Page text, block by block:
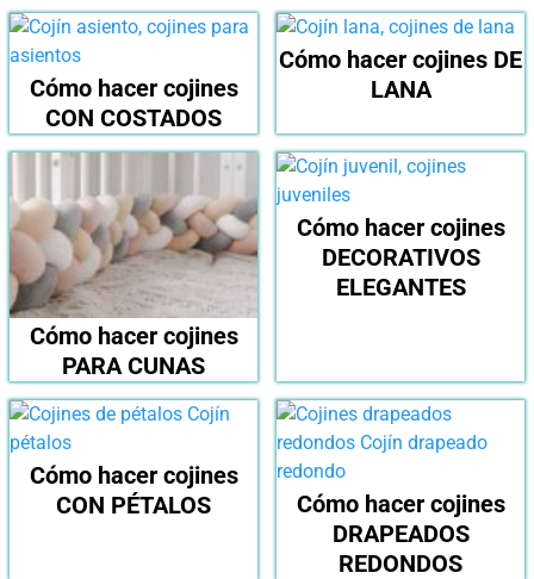
Cómo hacer cojines
CON COSTADOS
Cómo hacer cojines DE
LANA
Cómo hacer cojines
PARA CUNAS
Cómo hacer cojines
DECORATIVOS
ELEGANTES
Cómo hacer cojines
CON PÉTALOS
Cómo hacer cojines
DRAPEADOS
REDONDOS